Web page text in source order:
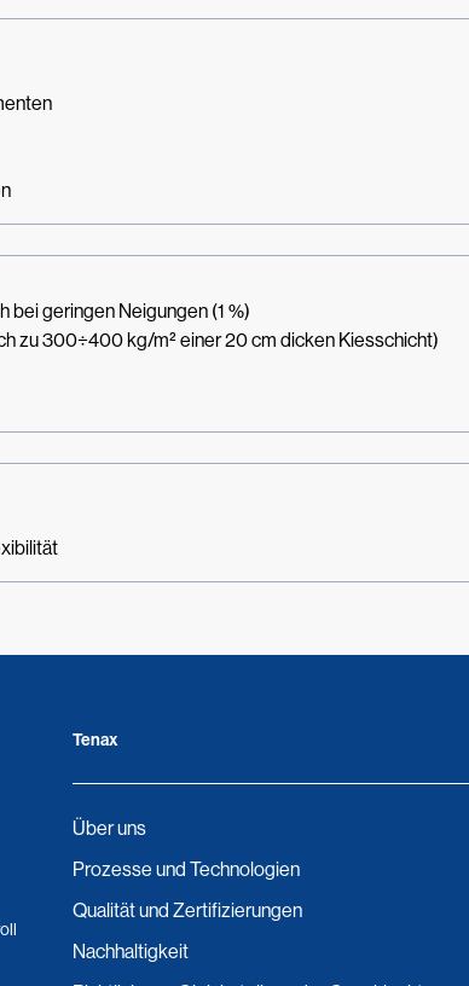
bei geringen Neigungen (1 %)
zu 300÷400 kg/m² einer 20 cm dicken Kiesschicht)
Tenax
Über uns
Prozesse und Technologien
Qualität und Zertifizierungen
Nachhaltigkeit